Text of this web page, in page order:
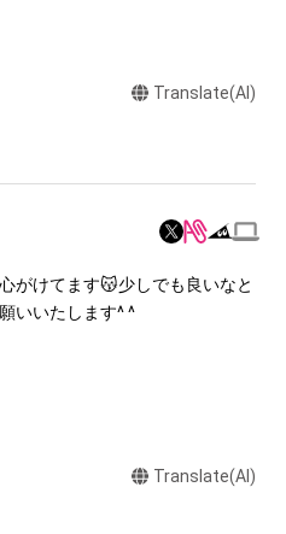
ードを制作し友達に送る
権(それらの権利を取得し、又は
接権の権利者またはその管理委
。そのため、本アイテムを保
作物にかかる知的財産権を有
権の権利者またはその管理委託
記の「本アイテムの保有者が有
エンジニアリングを含みますが、
Translate(AI)
がけてます😽少しでも良いなと
いいたします^ ^
Translate(AI)